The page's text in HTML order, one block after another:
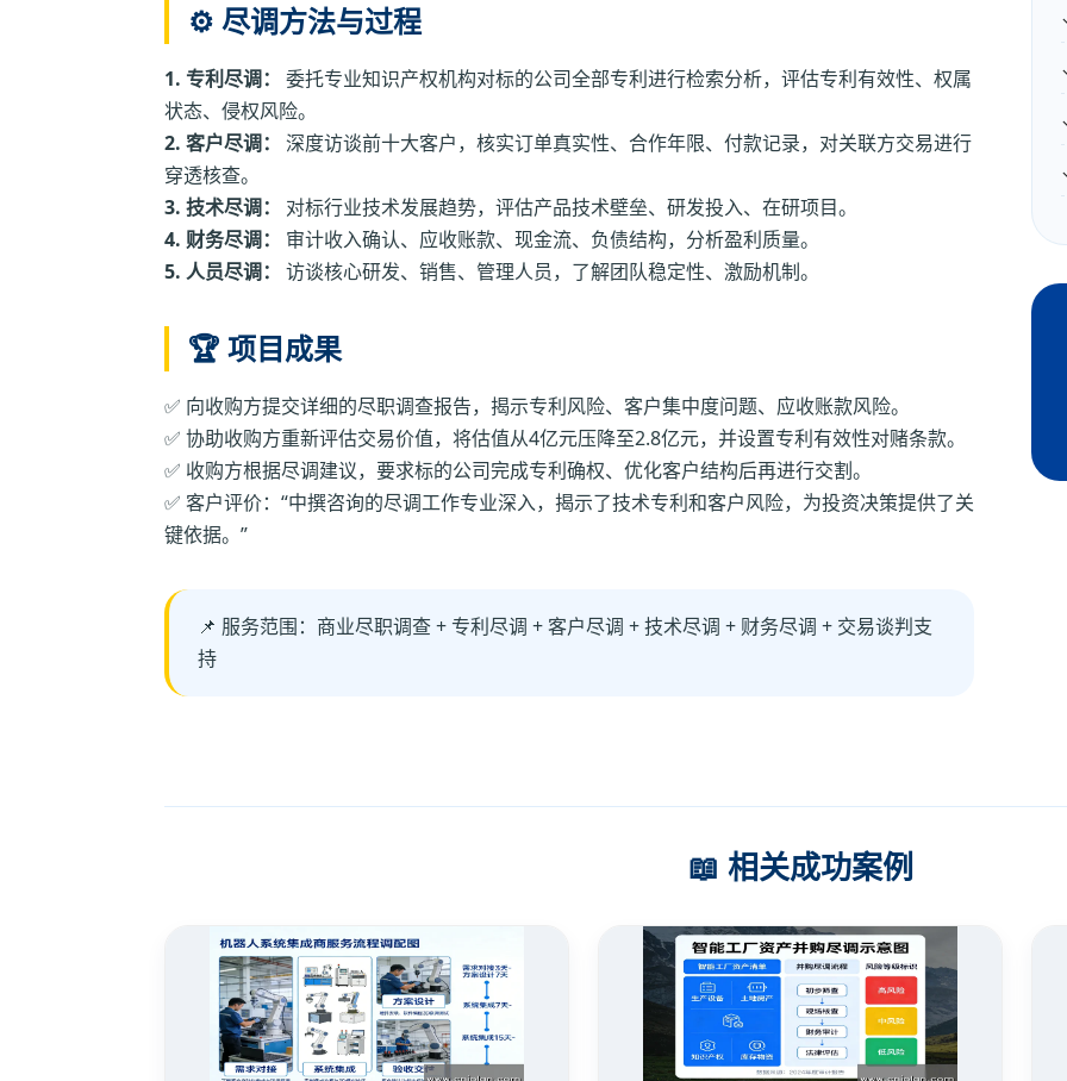
⚙️ 尽调方法与过程
1. 专利尽调：
委托专业知识产权机构对标的公司全部专利进行检索分析，评估专利有效性、权属
状态、侵权风险。
2. 客户尽调：
深度访谈前十大客户，核实订单真实性、合作年限、付款记录，对关联方交易进行
穿透核查。
3. 技术尽调：
对标行业技术发展趋势，评估产品技术壁垒、研发投入、在研项目。
4. 财务尽调：
审计收入确认、应收账款、现金流、负债结构，分析盈利质量。
5. 人员尽调：
访谈核心研发、销售、管理人员，了解团队稳定性、激励机制。
🏆 项目成果
✅ 向收购方提交详细的尽职调查报告，揭示专利风险、客户集中度问题、应收账款风险。
✅ 协助收购方重新评估交易价值，将估值从4亿元压降至2.8亿元，并设置专利有效性对赌条款。
✅ 收购方根据尽调建议，要求标的公司完成专利确权、优化客户结构后再进行交割。
✅ 客户评价：“中撰咨询的尽调工作专业深入，揭示了技术专利和客户风险，为投资决策提供了关
键依据。”
📌 服务范围：商业尽职调查 + 专利尽调 + 客户尽调 + 技术尽调 + 财务尽调 + 交易谈判支
持
📖 相关成功案例